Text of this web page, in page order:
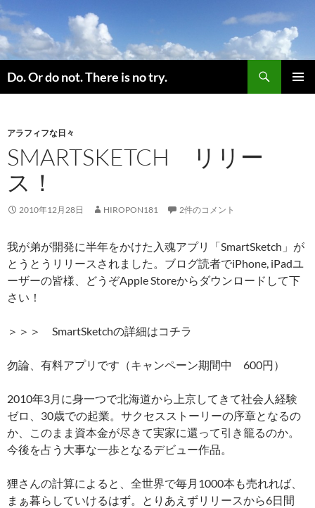
コ
ン
テ
ン
ツ
へ
プ
Do. Or do not. There is no try.
索
アラフィフな日々
SMARTSKETCH リリー
ス！
2010年12月28日 HIROPON181 2件のコメント
我が弟が開発に半年をかけた入魂アプリ「SmartSketch」が
とうとうリリースされました。ブログ読者でiPhone, iPadユ
ーザーの皆様、どうぞApple Storeからダウンロードして下
さい！
＞＞＞ SmartSketchの詳細はコチラ
勿論、有料アプリです（キャンペーン期間中 600円）
2010年3月に身一つで北海道から上京してきて社会人経験
ゼロ、30歳での起業。サクセスストーリーの序章となるの
か、このまま資本金が尽きて実家に還って引き籠るのか。
今後を占う大事な一歩となるデビュー作品。
狸さんの計算によると、全世界で毎月1000本も売れれば、
まぁ暮らしていけるはず。とりあえずリリースから6日間